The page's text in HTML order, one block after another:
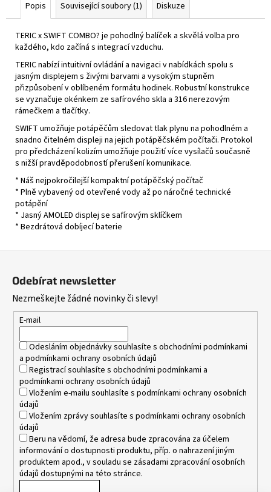
Popis Související soubory (1) Diskuze
TERIC x SWIFT COMBO? je pohodlný balíček a skvělá volba pro
každého, kdo začíná s integrací vzduchu.
TERIC nabízí intuitivní ovládání a navigaci v nabídkách spolu s
jasným displejem s živými barvami a vysokým stupněm
přizpůsobení v oblíbeném formátu hodinek. Robustní konstrukce
se vyznačuje okénkem ze safírového skla a 316 nerezovým
rámečkem a tlačítky.
SWIFT umožňuje potápěčům sledovat tlak plynu na pohodlném a
snadno čitelném displeji na jejich potápěčském počítači. Protokol
pro předcházení kolizím umožňuje použití více vysílačů současně
s nižší pravděpodobností přerušení komunikace.
* Náš nejpokročilejší kompaktní potápěčský počítač
* Plně vybavený od otevřené vody až po náročné technické
potápění
* Jasný AMOLED displej se safírovým sklíčkem
* Bezdrátová dobíjecí baterie
Odebírat newsletter
Nezmeškejte žádné novinky či slevy!
E-mail
Odesláním objednávky souhlasíte s obchodními podmínkami
a podmínkami ochrany osobních údajů
Registrací souhlasíte s obchodními podmínkami a
podmínkami ochrany osobních údajů
Vložením e-mailu souhlasíte s podmínkami ochrany osobních
údajů
Vložením zprávy souhlasíte s podmínkami ochrany osobních
údajů
Beru na vědomí, že adresa bude zpracována za účelem
informování o dostupnosti produktu, příp. o nahrazení jiným
produktem apod., v souladu se zásadami zpracování osobních
údajů dostupnými na této stránce.